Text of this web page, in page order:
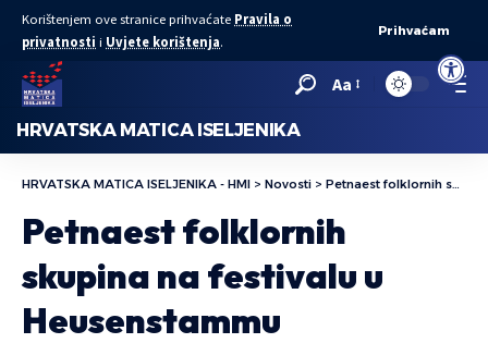
Open
Korištenjem ove stranice prihvaćate Pravila o
privatnosti i Uvjete korištenja.
Prihvaćam
Aa
HRVATSKA MATICA ISELJENIKA
HRVATSKA MATICA ISELJENIKA - HMI > Novosti > Petnaest folklornih skupina na festivalu u Heusenstammu
Petnaest folklornih
skupina na festivalu u
Heusenstammu